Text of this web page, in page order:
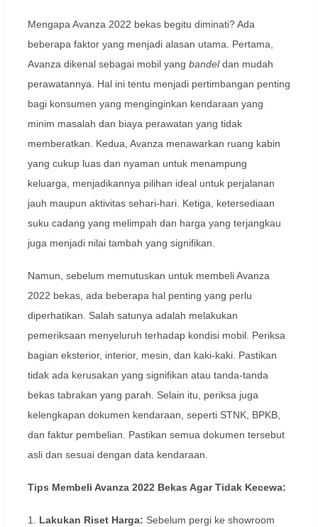
Mengapa Avanza 2022 bekas begitu diminati? Ada
beberapa faktor yang menjadi alasan utama. Pertama,
Avanza dikenal sebagai mobil yang bandeldan mudah
perawatannya. Hal ini tentu menjadi pertimbangan penting
bagi konsumen yang menginginkan kendaraan yang
minim masalah dan biaya perawatan yang tidak
memberatkan. Kedua, Avanza menawarkan ruang kabin
yang cukup luas dan nyaman untuk menampung
keluarga, menjadikannya pilihan ideal untuk perjalanan
jauh maupun aktivitas sehari-hari. Ketiga, ketersediaan
suku cadang yang melimpah dan harga yang terjangkau
juga menjadi nilai tambah yang signifikan.
Namun, sebelum memutuskan untuk membeli Avanza
2022 bekas, ada beberapa hal penting yang perlu
diperhatikan. Salah satunya adalah melakukan
pemeriksaan menyeluruh terhadap kondisi mobil. Periksa
bagian eksterior, interior, mesin, dan kaki-kaki. Pastikan
tidak ada kerusakan yang signifikan atau tanda-tanda
bekas tabrakan yang parah. Selain itu, periksa juga
kelengkapan dokumen kendaraan, seperti STNK, BPKB,
dan faktur pembelian. Pastikan semua dokumen tersebut
asli dan sesuai dengan data kendaraan.
Tips Membeli Avanza 2022 Bekas Agar Tidak Kecewa:
1. Lakukan Riset Harga: Sebelum pergi ke showroom